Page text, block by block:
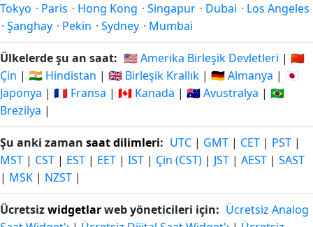
Tokyo · Paris · Hong Kong · Singapur · Dubai · Los Angeles
· Şanghay · Pekin · Sydney · Mumbai
Ülkelerde şu an saat: 🇺🇸 Amerika Birleşik Devletleri | 🇨🇳
Çin | 🇮🇳 Hindistan | 🇬🇧 Birleşik Krallık | 🇩🇪 Almanya | 🇯🇵
Japonya | 🇫🇷 Fransa | 🇨🇦 Kanada | 🇦🇺 Avustralya | 🇧🇷
Brezilya |
Şu anki zaman saat dilimleri: UTC | GMT | CET | PST |
MST | CST | EST | EET | IST | Çin (CST) | JST | AEST | SAST
| MSK | NZST |
Ücretsizwidgetlarweb yöneticileri için: Ücretsiz Analog